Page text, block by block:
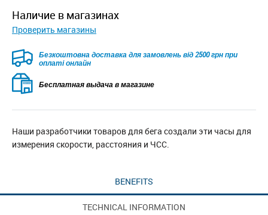
наличие в магазинах
Проверить магазины
Безкоштовна доставка для замовлень від 2500 грн при
оплаті онлайн
Бесплатная выдача в магазине
Наши разработчики товаров для бега создали эти часы для
измерения скорости, расстояния и ЧСС.
BENEFITS
TECHNICAL INFORMATION